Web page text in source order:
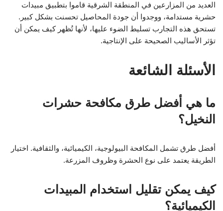
العديد من المزارعين في المنطقة الشرقية قاموا بتطبيق مبيدات
حشرية مستدامة، ووجدوا أن جودة المحاصيل تحسنت بشكل كبير.
تستحق هذه التجارب تسليط الضوء عليها، لأنها تُظهر كيف يمكن أن
تؤثر الأساليب الصحيحة على الإنتاجية.
الأسئلة الشائعة
ما هي أفضل طرق مكافحة حشرات
النخيل؟
أفضل طرق تشمل المكافحة البيولوجية، الكيميائية، والثقافية. اختيار
الطريقة يعتمد على نوع الحشرة وظروف المزرعة.
كيف يمكن تقليل استخدام المبيدات
الكيميائية؟